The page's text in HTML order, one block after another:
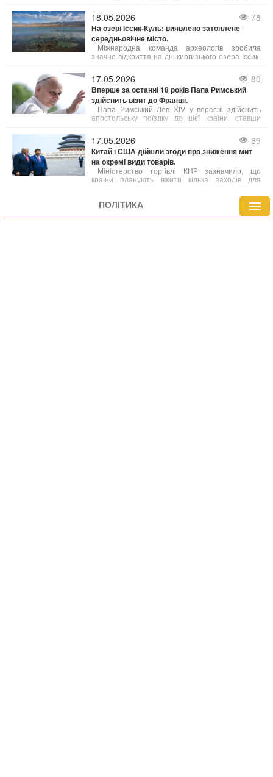
північно-західної частини провінції Британська
Колумбія до Німеччини.
18.05.2026 78
На озері Іссик-Куль: виявлено затоплене
середньовічне місто.
Міжнародна команда археологів зробила
значне відкриття на дні киргизького озера Іссик-
Це знахідка, яку автори вже назвали однією з
найважливіших за останні роки, порівнюють за
своєю значущістю з легендарною Атлантидою.
17.05.2026 80
Вперше за останні 18 років Папа Римський
здійснить візит до Франції.
Папа Римський Лев XIV у вересні здійснить
апостольську поїздку до цієї країни, ставши
17.05.2026 89
Китай і США дійшли згоди про зниження мит
на окремі види товарів.
Міністерство торгівлі КНР зазначило, що
країни планують вжити кілька заходів для
При цьому деталі угод поки що уточнюються.
ПОЛІТИКА